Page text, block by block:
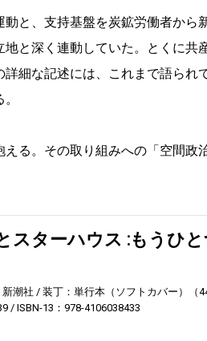
と、支持基盤を炭鉱労働者から
と深く連動していた。とくに共
細な記述には、これまで語られ
る。その取り組みへの「空間政
スターハウス :もうひ
潮社 装丁：単行本（ソフトカバー）（
ISBN-13：978-4106038433